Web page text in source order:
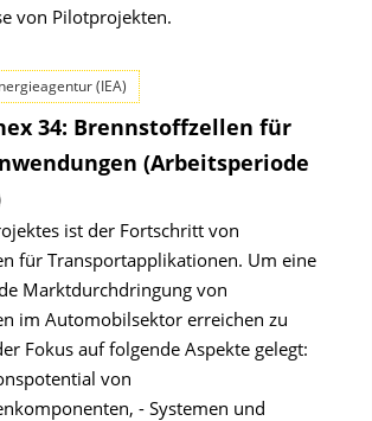
von Pilotprojekten.
(IEA)
34: Brennstoffzellen für
(Arbeitsperiode
ist der Fortschritt von
für Transportapplikationen. Um eine
Marktdurchdringung von
im Automobilsektor erreichen zu
Fokus auf folgende Aspekte gelegt:
von
- Systemen und